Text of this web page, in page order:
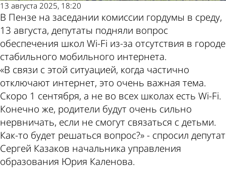
13 августа 2025, 18:20
В Пензе на заседании комиссии гордумы в среду,
13 августа, депутаты подняли вопрос
обеспечения школ Wi-Fi из-за отсутствия в городе
стабильного мобильного интернета.
«В связи с этой ситуацией, когда частично
отключают интернет, это очень важная тема.
Скоро 1 сентября, а не во всех школах есть Wi-Fi.
Конечно же, родители будут очень сильно
нервничать, если не смогут связаться с детьми.
Как-то будет решаться вопрос?» - спросил депутат
Сергей Казаков начальника управления
образования Юрия Каленова.